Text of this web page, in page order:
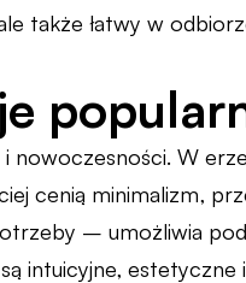
także łatwy w
nowoczesności. W
cenią minimalizm,
– umożliwia
intuicyjne, estetyczne